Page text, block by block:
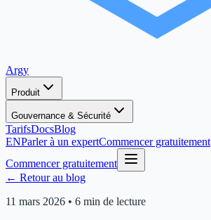
Argy
Produit
Gouvernance & Sécurité
TarifsDocsBlog
ENParler à un expertCommencer gratuitement
Commencer gratuitement
← Retour au blog
11 mars 2026 • 6 min de lecture